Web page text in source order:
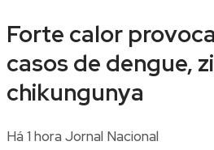
Forte calor
casos de dengue,
chikungunya
Há 1 hora Jornal Nacional